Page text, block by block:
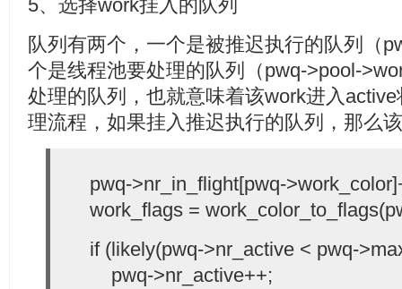
5、选择work挂入的队列
队列有两个，一个是被推迟执行的队列（
个是线程池要处理的队列（pwq->pool-
处理的队列，也就意味着该work进入
理流程，如果挂入推迟执行的队列，那么
pwq->nr_in_flight[pwq-
work_flags =
if (likely(pwq->nr_active < pwq-
pwq->nr_active++;